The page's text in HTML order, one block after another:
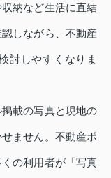
納など生活に直結
しながら、不動産
討しやすくなりま
載の写真と現地の
ません。不動産ポ
の利用者が「写真